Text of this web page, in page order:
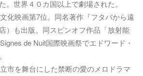
。世界４０カ国以上で劇場された。
化映画第7位。同名著作『フタバから遠
）も出版。同スピンオフ作品「放射能
de Nuit国際映画祭でエドワード・
市を舞台にした禁断の愛のメロドラマ